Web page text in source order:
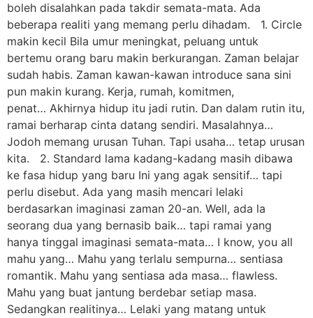
boleh disalahkan pada takdir semata-mata. Ada
beberapa realiti yang memang perlu dihadam. 1. Circle
makin kecil Bila umur meningkat, peluang untuk
bertemu orang baru makin berkurangan. Zaman belajar
sudah habis. Zaman kawan-kawan introduce sana sini
pun makin kurang. Kerja, rumah, komitmen,
penat… Akhirnya hidup itu jadi rutin. Dan dalam rutin itu,
ramai berharap cinta datang sendiri. Masalahnya…
Jodoh memang urusan Tuhan. Tapi usaha… tetap urusan
kita. 2. Standard lama kadang-kadang masih dibawa
ke fasa hidup yang baru Ini yang agak sensitif… tapi
perlu disebut. Ada yang masih mencari lelaki
berdasarkan imaginasi zaman 20-an. Well, ada la
seorang dua yang bernasib baik… tapi ramai yang
hanya tinggal imaginasi semata-mata… I know, you all
mahu yang… Mahu yang terlalu sempurna… sentiasa
romantik. Mahu yang sentiasa ada masa… flawless.
Mahu yang buat jantung berdebar setiap masa.
Sedangkan realitinya… Lelaki yang matang untuk